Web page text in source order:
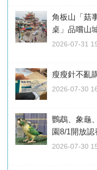
角板山「菇
桌」品嚐山
2026-07-31
瘦瘦針不亂
2026-07-30
鸚鵡、象龜
園8/1開放認
2026-07-30